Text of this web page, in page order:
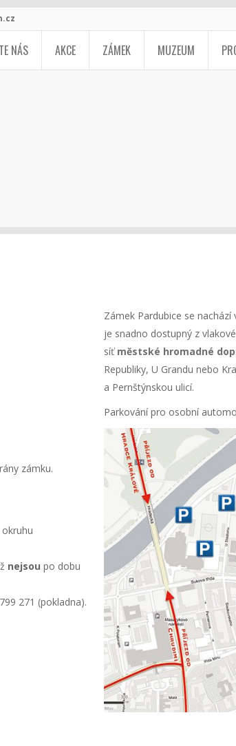
NÁS AKCE ZÁMEK MUZEUM
zámku.
nejsou po dobu
271 (pokladna).
Zámek Pardubice se
je snadno dostupný z
síťměstské hromadné
Republiky, U Grandu nebo
a Pernštýnskou ulicí.
Parkování pro osobní